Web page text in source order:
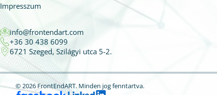
Impresszum
info@frontendart.com
+36 30 438 6099
6721 Szeged, Szilágyi utca 5-2.
© 2026 FrontEndART. Minden jog fenntartva.